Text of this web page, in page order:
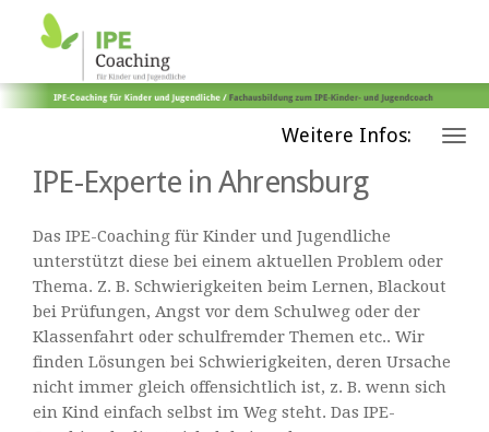
Weitere Infos:
IPE-Experte in Ahrensburg
Das IPE-Coaching für Kinder und Jugendliche
unterstützt diese bei einem aktuellen Problem oder
Thema. Z. B. Schwierigkeiten beim Lernen, Blackout
bei Prüfungen, Angst vor dem Schulweg oder der
Klassenfahrt oder schulfremder Themen etc.. Wir
finden Lösungen bei Schwierigkeiten, deren Ursache
nicht immer gleich offensichtlich ist, z. B. wenn sich
ein Kind einfach selbst im Weg steht. Das IPE-